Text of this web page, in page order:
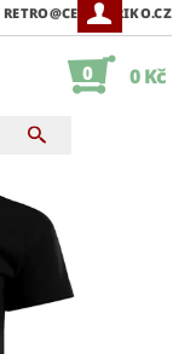
RETRO@CERNETRIKO.CZ
0 0 Kč